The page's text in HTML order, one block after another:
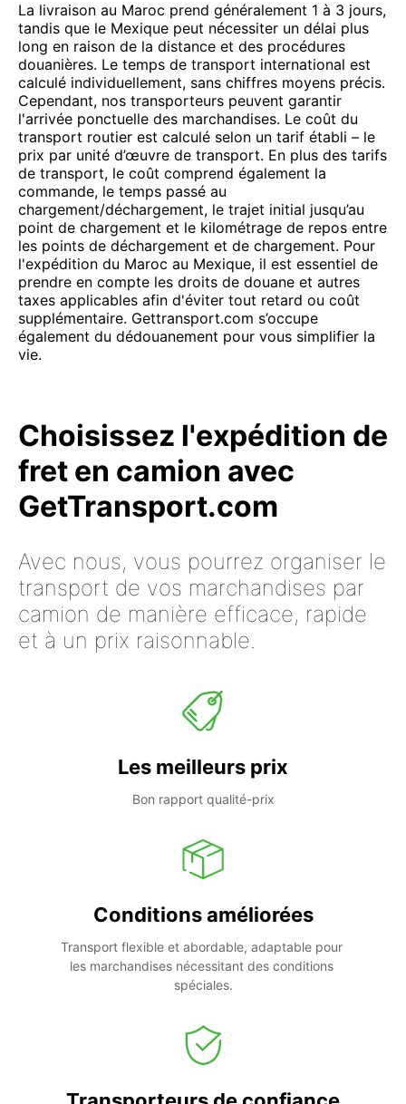
La livraison au Maroc prend généralement 1 à 3 jours,
tandis que le Mexique peut nécessiter un délai plus
long en raison de la distance et des procédures
douanières. Le temps de transport international est
calculé individuellement, sans chiffres moyens précis.
Cependant, nos transporteurs peuvent garantir
l'arrivée ponctuelle des marchandises. Le coût du
transport routier est calculé selon un tarif établi – le
prix par unité d’œuvre de transport. En plus des tarifs
de transport, le coût comprend également la
commande, le temps passé au
chargement/déchargement, le trajet initial jusqu’au
point de chargement et le kilométrage de repos entre
les points de déchargement et de chargement. Pour
l'expédition du Maroc au Mexique, il est essentiel de
prendre en compte les droits de douane et autres
taxes applicables afin d'éviter tout retard ou coût
supplémentaire. Gettransport.com s’occupe
également du dédouanement pour vous simplifier la
vie.
Choisissez l'expédition de
fret en camion avec
GetTransport.com
Avec nous, vous pourrez organiser le
transport de vos marchandises par
camion de manière efficace, rapide
et à un prix raisonnable.
Les meilleurs prix
Bon rapport qualité-prix
Conditions améliorées
Transport flexible et abordable, adaptable pour
les marchandises nécessitant des conditions
spéciales.